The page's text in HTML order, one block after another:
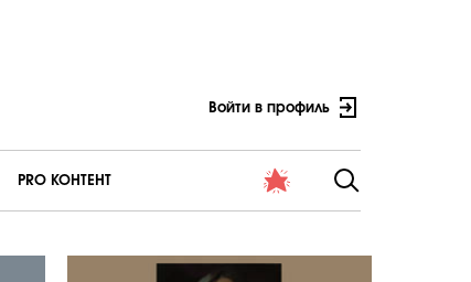
Войти в профиль
PRO КОНТЕНТ